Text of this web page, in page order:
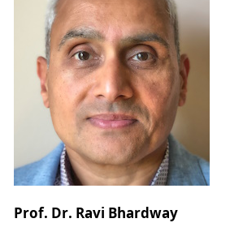
Prof. Dr. Ravi Bhardway